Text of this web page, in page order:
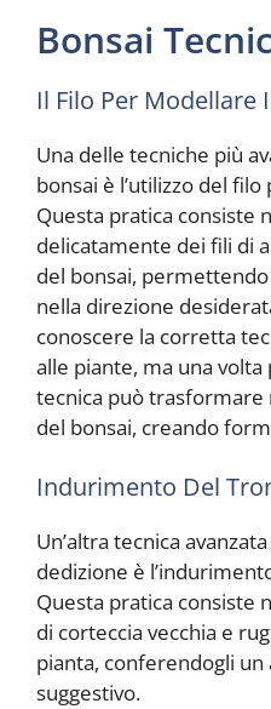
Bonsai
Il Filo Per Modellare
Una delle tecniche più
bonsai è l’utilizzo del
Questa pratica consiste
delicatamente dei fili di
del bonsai,
nella direzione
conoscere la corretta
alle piante, ma una
tecnica può trasformare
del bonsai, creando
Indurimento Del
Un’altra tecnica
dedizione è
Questa pratica consiste
di corteccia vecchia e
pianta, conferendogli
suggestivo.